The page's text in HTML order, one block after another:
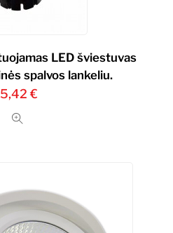
LED šviestuvas
spalvos lankeliu.
€